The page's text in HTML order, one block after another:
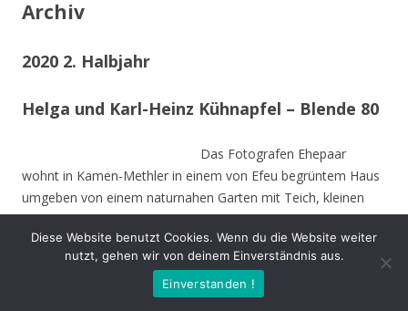
Archiv
2020 2. Halbjahr
Helga und Karl-Heinz Kühnapfel – Blende 80
Das Fotografen Ehepaar
wohnt in Kamen-Methler in einem von Efeu begrüntem Haus
umgeben von einem naturnahen Garten mit Teich, kleinen
naturnahen Wiesen, Obstbäumen und weiteren hohen
Bäumen. Die Stämme der von Stürmen gefällten Bäume sind
zu Teilen im Garten integriert und dienen vielen Insekten und
Vögeln als Nahrungs-und Brutstätte.
Diese Website benutzt Cookies. Wenn du die Website weiter
nutzt, gehen wir von deinem Einverständnis aus.
Einverstanden !